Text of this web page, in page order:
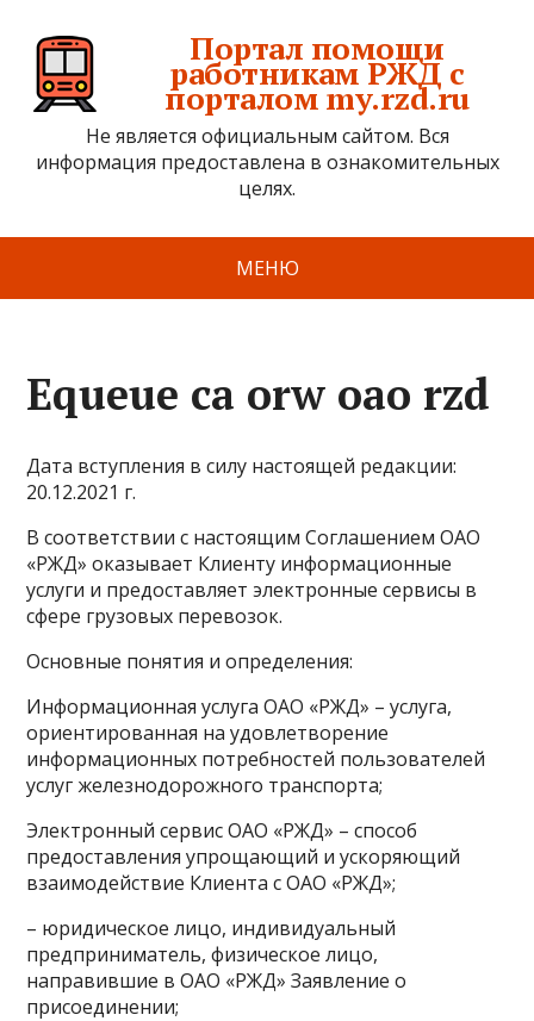
Портал помощи
работникам РЖД с
порталом my.rzd.ru
Не является официальным сайтом. Вся
информация предоставлена в ознакомительных
целях.
МЕНЮ
Equeue ca orw oao rzd
Дата вступления в силу настоящей редакции:
20.12.2021 г.
В соответствии с настоящим Соглашением ОАО
«РЖД» оказывает Клиенту информационные
услуги и предоставляет электронные сервисы в
сфере грузовых перевозок.
Основные понятия и определения:
Информационная услуга ОАО «РЖД» – услуга,
ориентированная на удовлетворение
информационных потребностей пользователей
услуг железнодорожного транспорта;
Электронный сервис ОАО «РЖД» – способ
предоставления упрощающий и ускоряющий
взаимодействие Клиента с ОАО «РЖД»;
– юридическое лицо, индивидуальный
предприниматель, физическое лицо,
направившие в ОАО «РЖД» Заявление о
присоединении;